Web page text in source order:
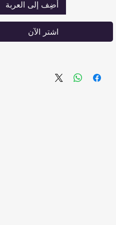
تهوية وتبريد أفضل:
الزنبركات في المرتبة تحافظ
الهواء السليم، مما يحافظ
أضِف إلى العربة
اشترِ الآن